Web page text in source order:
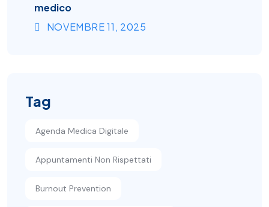
medico
NOVEMBRE11 , 2025
Tag
Agenda Medica Digitale
Appuntamenti Non Rispettati
Burnout Prevention